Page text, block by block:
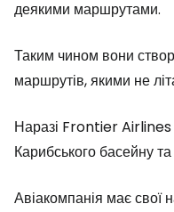
деякими маршрутами.
Таким чином вони
маршрутів, якими не
Наразі Frontier
Карибського басейну
Авіакомпанія має свої